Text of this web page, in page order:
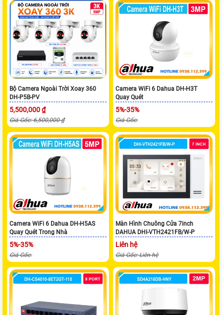
Bộ Camera Ngoài Trời Xoay 360
DH-P5B-PV
5,500,000 ₫
Giá Gốc: 6,500,000 ₫
Camera WiFi 6 Dahua DH-H3T
Quay Quét
5%-35%
Giá Gốc:
Camera WiFi 6 Dahua DH-H5AS
Quay Quét Trong Nhà
5%-35%
Giá Gốc:
Màn Hình Chuông Cửa 7inch
DAHUA DHI-VTH2421FB/W-P
Liên hệ
Giá Gốc: Liên hệ